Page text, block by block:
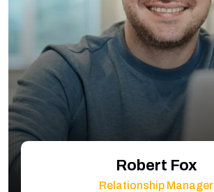
Robert Fox
Relationship Manager